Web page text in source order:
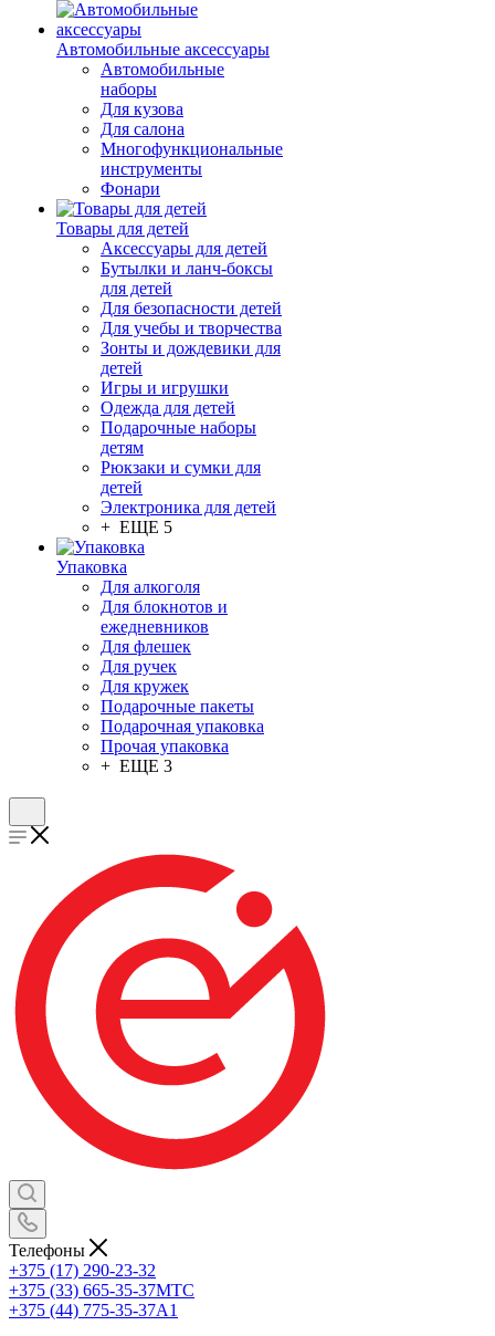
Автомобильные аксессуары
Автомобильные
наборы
Для кузова
Для салона
Многофункциональные
инструменты
Фонари
Товары для детей
Аксессуары для детей
Бутылки и ланч-боксы
для детей
Для безопасности детей
Для учебы и творчества
Зонты и дождевики для
детей
Игры и игрушки
Одежда для детей
Подарочные наборы
детям
Рюкзаки и сумки для
детей
Электроника для детей
+ ЕЩЕ 5
Упаковка
Для алкоголя
Для блокнотов и
ежедневников
Для флешек
Для ручек
Для кружек
Подарочные пакеты
Подарочная упаковка
Прочая упаковка
+ ЕЩЕ 3
Телефоны
+375 (17) 290-23-32
+375 (33) 665-35-37МТС
+375 (44) 775-35-37А1